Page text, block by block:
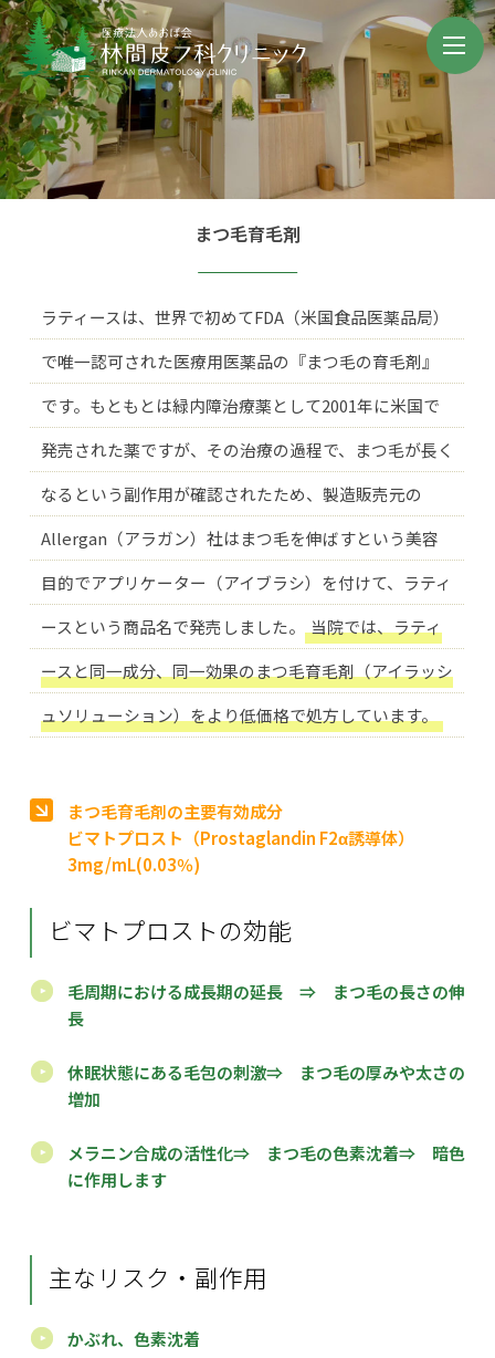
まつ毛育毛剤
ラティースは、世界で初めてFDA（米国食品医薬品局）
で唯一認可された医療用医薬品の『まつ毛の育毛剤』
です。もともとは緑内障治療薬として2001年に米国で
発売された薬ですが、その治療の過程で、まつ毛が長く
なるという副作用が確認されたため、製造販売元の
Allergan（アラガン）社はまつ毛を伸ばすという美容
目的でアプリケーター（アイブラシ）を付けて、ラティ
ースという商品名で発売しました。
当院では、ラティ
ースと同一成分、同一効果のまつ毛育毛剤（アイラッシ
ュソリューション）をより低価格で処方しています。
まつ毛育毛剤の主要有効成分
ビマトプロスト（Prostaglandin F2α誘導体）
3mg/mL(0.03％)
ビマトプロストの効能
毛周期における成長期の延長 ⇒ まつ毛の長さの伸
長
休眠状態にある毛包の刺激⇒ まつ毛の厚みや太さの
増加
メラニン合成の活性化⇒ まつ毛の色素沈着⇒ 暗色
に作用します
主なリスク・副作用
かぶれ、色素沈着